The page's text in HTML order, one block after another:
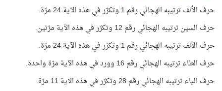
حرف الألف ترتيبه الهجائي رقم 1 وتكرّر في هذه الآية 24 مرّة.
حرف السين ترتيبه الهجائي رقم 12 وتكرّر في هذه الآية مرّتين.
حرف الألف ترتيبه الهجائي رقم 1 وتكرّر في هذه الآية 24 مرّة.
حرف الطاء ترتيبه الهجائي رقم 16 وورد في هذه الآية مرّة واحدة.
حرف الياء ترتيبه الهجائي رقم 28 وتكرّر في هذه الآية 11 مرّة.